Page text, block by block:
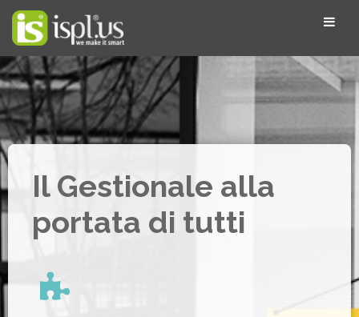
Il Gestionale alla
portata di tutti